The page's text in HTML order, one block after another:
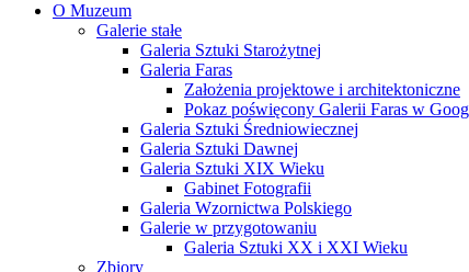
O Muzeum
Galerie stałe
Galeria Sztuki Starożytnej
Galeria Faras
Założenia projektowe i architektoniczne
Pokaz poświęcony Galerii Faras w
Galeria Sztuki Średniowiecznej
Galeria Sztuki Dawnej
Galeria Sztuki XIX Wieku
Gabinet Fotografii
Galeria Wzornictwa Polskiego
Galerie w przygotowaniu
Galeria Sztuki XX i XXI Wieku
Zbiory